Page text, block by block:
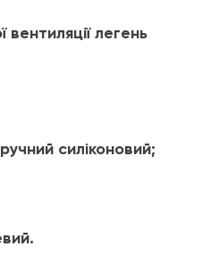
легень
силіконовий;